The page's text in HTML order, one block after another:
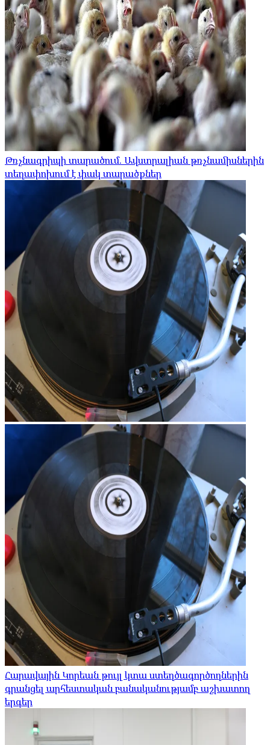
Թռչնագրիպի տարածում. Ավստրալիան թռչնամիսներին
տեղափոխում է փակ տարածքներ
Հարավային Կորեան թույլ կտա ստեղծագործողներին
գրանցել արհեստական ​​բանականությամբ աշխատող
երգեր